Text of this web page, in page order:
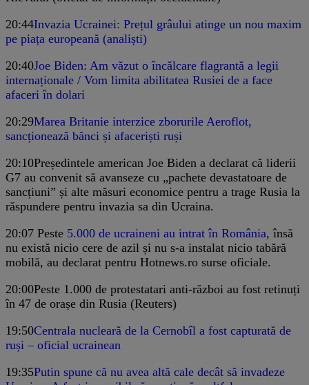
20:44Invazia Ucrainei: Prețul grâului atinge un nou maxim
pe piața europeană (analiști)
20:40Joe Biden: Am văzut o încălcare flagrantă a legii
internaționale / Vom limita abilitatea Rusiei de a face
afaceri în dolari
20:29Marea Britanie interzice zborurile Aeroflot,
sancționează bănci și afaceriști ruși
20:10Președintele american Joe Biden a declarat că liderii
G7 au convenit să avanseze cu „pachete devastatoare de
sancțiuni” și alte măsuri economice pentru a trage Rusia la
răspundere pentru invazia sa din Ucraina.
20:07 Peste 5.000 de ucraineni au intrat în România, însă
nu există nicio cere de azil și nu s-a instalat nicio tabără
mobilă, au declarat pentru Hotnews.ro surse oficiale.
20:00Peste 1.000 de protestatari anti-război au fost retinuți
în 47 de orașe din Rusia (Reuters)
19:50Centrala nucleară de la Cernobîl a fost capturată de
ruși – oficial ucrainean
19:35Putin spune că nu avea altă cale decât să invadeze